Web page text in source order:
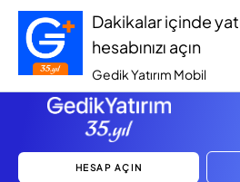
Dakikalar içinde
hesabınızı açın
Gedik Yatırım Mobil
HESAP AÇIN